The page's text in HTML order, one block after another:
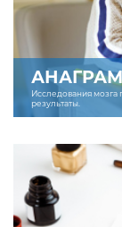
Исследования
результаты.